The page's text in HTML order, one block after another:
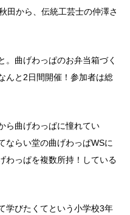
田から、伝統工芸士の仲澤さ
。曲げわっぱのお弁当箱づく
んと2日間開催！参加者は総
ら曲げわっぱに憧れてい
ならい堂の曲げわっぱWSに
わっぱを複数所持！している
学びたくてという小学校3年